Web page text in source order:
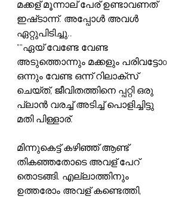
മക്കള് മൂന്നാല് പേര് ഉണ്ടാവണത്
ഇഷ്‌ടാന്ന്. അപ്പോൾ അവൾ
ഏറ്റുപിടിച്ചു..
""ഏയ്‌ വേണ്ടേ വേണ്ട
അടുത്തൊന്നും മക്കളും പരിവട്ടോo
ഒന്നും വേണ്ട ഒന്ന് റിലാക്സ്
ചെയ്ത്, ജീവിതത്തിനെ പ്പറ്റി ഒരു
പ്ലാൻ വരച്ച് അടിച്ച് പൊളിച്ചിട്ടു
മതി പിള്ളാര്.
മിന്നുകെട്ട് കഴിഞ്ഞ് ആണ്ട്
തികഞ്ഞതോടെ അവള് പേറ്
തൊടങ്ങി. എല്ലാത്തിനും
ഉത്തരോം അവള് കണ്ടെത്തി,